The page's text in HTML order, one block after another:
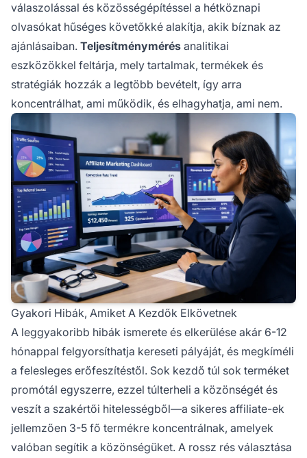
válaszolással és közösségépítéssel a hétköznapi
olvasókat hűséges követőkké alakítja, akik bíznak az
ajánlásaiban. Teljesítménymérés analitikai
eszközökkel feltárja, mely tartalmak, termékek és
stratégiák hozzák a legtöbb bevételt, így arra
koncentrálhat, ami működik, és elhagyhatja, ami nem.
Gyakori Hibák, Amiket A Kezdők Elkövetnek
A leggyakoribb hibák ismerete és elkerülése akár 6-12
hónappal felgyorsíthatja kereseti pályáját, és megkíméli
a felesleges erőfeszítéstől. Sok kezdő túl sok terméket
promótál egyszerre, ezzel túlterheli a közönségét és
veszít a szakértői hitelességből—a sikeres affiliate-ek
jellemzően 3-5 fő termékre koncentrálnak, amelyek
valóban segítik a közönségüket. A rossz rés választása